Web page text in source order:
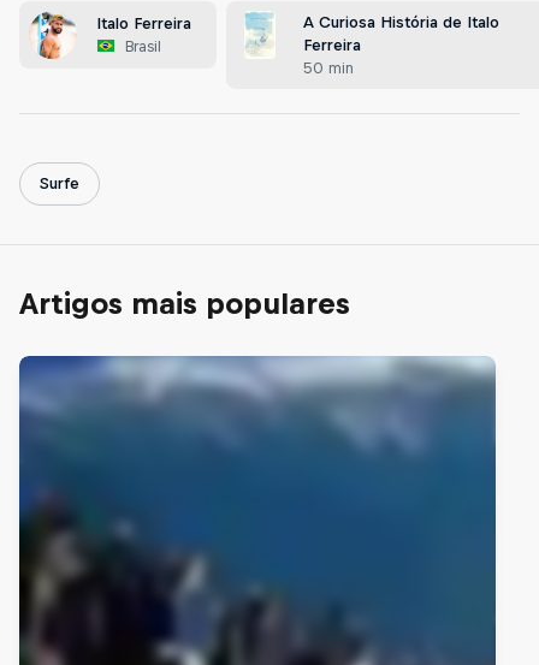
Italo Ferreira
Brasil
A Curiosa História de Italo
Ferreira
50 min
Surfe
Artigos mais populares